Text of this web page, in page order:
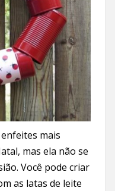
mais
mas ela não se
Você pode criar
as latas de leite